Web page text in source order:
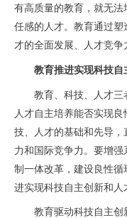
有高质量的教育，就无
任感的人才。教育通过塑
才的全面发展、人才竞争
教育推进实现科技
教育、科技、人才三
人才自主培养能否实现
技、人才的基础和先导
力和国际竞争力。要增
制一体改革，建设良性
进实现科技自主创新和人
教育驱动科技自主创